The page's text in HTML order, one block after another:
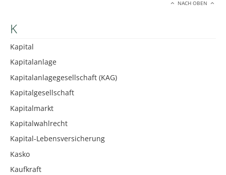
NACH OBEN
K
Kapital
Kapitalanlage
Kapitalanlagegesellschaft (KAG)
Kapitalgesellschaft
Kapitalmarkt
Kapitalwahlrecht
Kapital-Lebensversicherung
Kasko
Kaufkraft